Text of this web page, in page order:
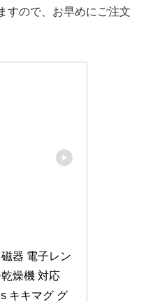
すので、お早めにご注文
器 電子レン
燥機 対応
キキマグ グ